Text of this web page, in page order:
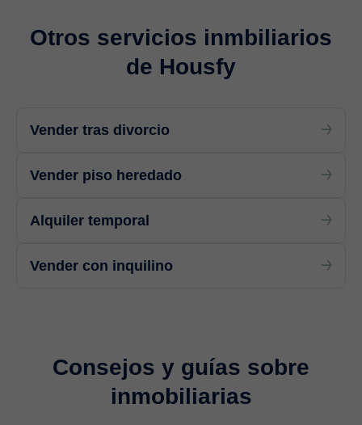
Otros servicios inmbiliarios
de Housfy
Vender tras divorcio
Vender piso heredado
Alquiler temporal
Vender con inquilino
Consejos y guías sobre
inmobiliarias